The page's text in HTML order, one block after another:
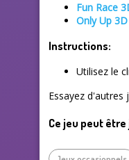
Fun Race
Only Up
Instructions:
Utilisez le
Essayez d'autres
Ce jeu peut